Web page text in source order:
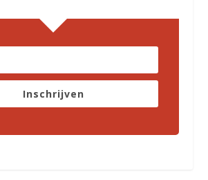
Inschrijven